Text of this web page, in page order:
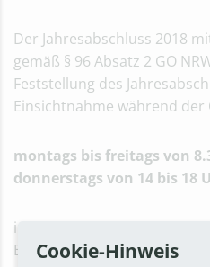
Jahresabschluss
Jahresabschluss
Jahresabschluss
Jahresabschluss
Jahresabschluss
Jahresabschluss
Jahresabschluss
Der Jahresabschluss 2018
gemäß § 96 Absatz 2 GO
Feststellung des
Einsichtnahme während
montags bis freitags von
donnerstags von 14 bis 18
in Zimmer 813 des
Bornheim verfügbar gehalten.
Cookie-Hinweis